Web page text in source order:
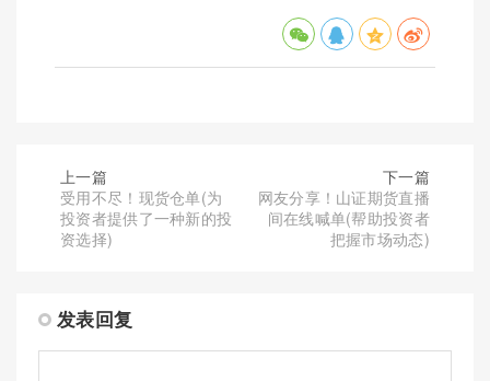
上一篇
受用不尽！现货仓单(为
投资者提供了一种新的投
资选择)
下一篇
网友分享！山证期货直播
间在线喊单(帮助投资者
把握市场动态)
发表回复